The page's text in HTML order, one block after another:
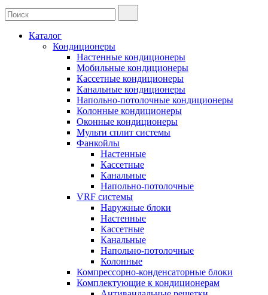
Каталог
Кондиционеры
Настенные кондиционеры
Мобильные кондиционеры
Кассетные кондиционеры
Канальные кондиционеры
Напольно-потолочные кондиционеры
Колонные кондиционеры
Оконные кондиционеры
Мульти сплит системы
Фанкойлы
Настенные
Кассетные
Канальные
Напольно-потолочные
VRF системы
Наружные блоки
Настенные
Кассетные
Канальные
Напольно-потолочные
Колонные
Компрессорно-конденсаторные блоки
Комплектующие к кондиционерам